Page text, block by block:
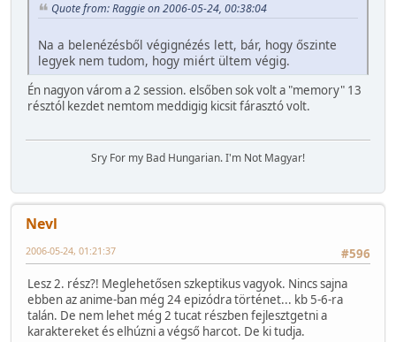
Quote from: Raggie on 2006-05-24, 00:38:04
Na a belenézésből végignézés lett, bár, hogy őszinte
legyek nem tudom, hogy miért ültem végig.
Én nagyon várom a 2 session. elsőben sok volt a "memory" 13
résztól kezdet nemtom meddigig kicsit fárasztó volt.
Sry For my Bad Hungarian. I'm Not Magyar!
Nevl
#596
2006-05-24, 01:21:37
Lesz 2. rész?! Meglehetősen szkeptikus vagyok. Nincs sajna
ebben az anime-ban még 24 epizódra történet... kb 5-6-ra
talán. De nem lehet még 2 tucat részben fejlesztgetni a
karaktereket és elhúzni a végső harcot. De ki tudja.